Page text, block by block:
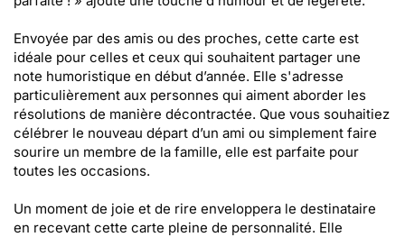
Envoyée par des amis ou des proches, cette carte est
idéale pour celles et ceux qui souhaitent partager une
note humoristique en début d’année. Elle s'adresse
particulièrement aux personnes qui aiment aborder les
résolutions de manière décontractée. Que vous souhaitiez
célébrer le nouveau départ d’un ami ou simplement faire
sourire un membre de la famille, elle est parfaite pour
toutes les occasions.
Un moment de joie et de rire enveloppera le destinataire
en recevant cette carte pleine de personnalité. Elle